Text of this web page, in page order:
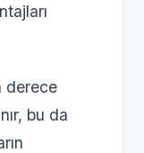
derece
bu da